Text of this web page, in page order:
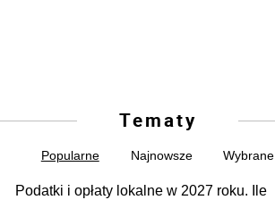
Tematy
Popularne Najnowsze Wybrane
Podatki i opłaty lokalne w 2027 roku. Ile